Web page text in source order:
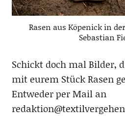
Rasen aus Köpenick in
Sebastian
Schickt doch mal Bilder,
mit eurem Stück Rasen
Entweder per Mail an